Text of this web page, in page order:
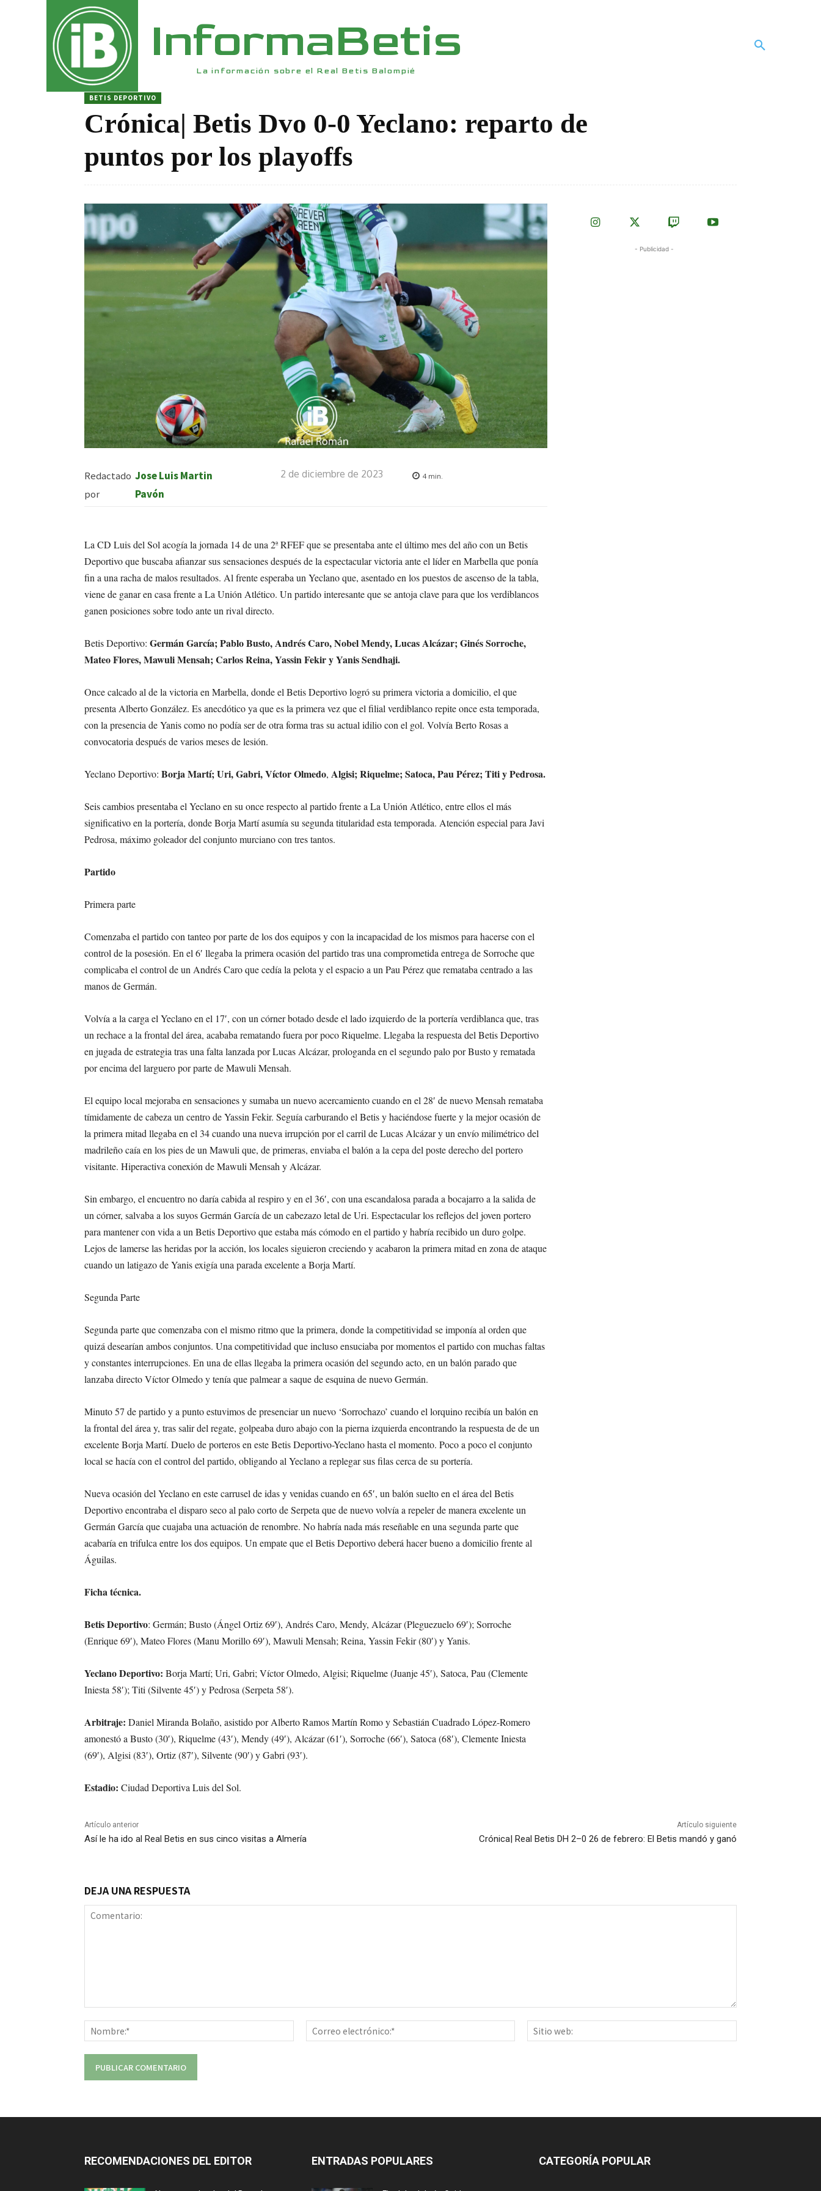
InformaBetis
La información sobre el Real Betis Balompié
BETIS DEPORTIVO
Crónica| Betis Dvo 0-0 Yeclano: reparto de
puntos por los playoffs
Redactado
por
Jose Luis Martin
Pavón
2 de diciembre de 2023 4 min.
La CD Luis del Sol acogía la jornada 14 de una 2ª RFEF que se presentaba ante el último mes del año con un Betis
Deportivo que buscaba afianzar sus sensaciones después de la espectacular victoria ante el líder en Marbella que ponía
fin a una racha de malos resultados. Al frente esperaba un Yeclano que, asentado en los puestos de ascenso de la tabla,
viene de ganar en casa frente a La Unión Atlético. Un partido interesante que se antoja clave para que los verdiblancos
ganen posiciones sobre todo ante un rival directo.
Betis Deportivo: Germán García; Pablo Busto, Andrés Caro, Nobel Mendy, Lucas Alcázar; Ginés Sorroche,
Mateo Flores, Mawuli Mensah; Carlos Reina, Yassin Fekir y Yanis Sendhaji.
Once calcado al de la victoria en Marbella, donde el Betis Deportivo logró su primera victoria a domicilio, el que
presenta Alberto González. Es anecdótico ya que es la primera vez que el filial verdiblanco repite once esta temporada,
con la presencia de Yanis como no podía ser de otra forma tras su actual idilio con el gol. Volvía Berto Rosas a
convocatoria después de varios meses de lesión.
Yeclano Deportivo: Borja Martí; Uri, Gabri, Víctor Olmedo, Algisi; Riquelme; Satoca, Pau Pérez; Titi y Pedrosa.
Seis cambios presentaba el Yeclano en su once respecto al partido frente a La Unión Atlético, entre ellos el más
significativo en la portería, donde Borja Martí asumía su segunda titularidad esta temporada. Atención especial para Javi
Pedrosa, máximo goleador del conjunto murciano con tres tantos.
Partido
Primera parte
Comenzaba el partido con tanteo por parte de los dos equipos y con la incapacidad de los mismos para hacerse con el
control de la posesión. En el 6′ llegaba la primera ocasión del partido tras una comprometida entrega de Sorroche que
complicaba el control de un Andrés Caro que cedía la pelota y el espacio a un Pau Pérez que remataba centrado a las
manos de Germán.
Volvía a la carga el Yeclano en el 17′, con un córner botado desde el lado izquierdo de la portería verdiblanca que, tras
un rechace a la frontal del área, acababa rematando fuera por poco Riquelme. Llegaba la respuesta del Betis Deportivo
en jugada de estrategia tras una falta lanzada por Lucas Alcázar, prologanda en el segundo palo por Busto y rematada
por encima del larguero por parte de Mawuli Mensah.
El equipo local mejoraba en sensaciones y sumaba un nuevo acercamiento cuando en el 28′ de nuevo Mensah remataba
tímidamente de cabeza un centro de Yassin Fekir. Seguía carburando el Betis y haciéndose fuerte y la mejor ocasión de
la primera mitad llegaba en el 34 cuando una nueva irrupción por el carril de Lucas Alcázar y un envío milimétrico del
madrileño caía en los pies de un Mawuli que, de primeras, enviaba el balón a la cepa del poste derecho del portero
visitante. Hiperactiva conexión de Mawuli Mensah y Alcázar.
Sin embargo, el encuentro no daría cabida al respiro y en el 36′, con una escandalosa parada a bocajarro a la salida de
un córner, salvaba a los suyos Germán García de un cabezazo letal de Uri. Espectacular los reflejos del joven portero
para mantener con vida a un Betis Deportivo que estaba más cómodo en el partido y habría recibido un duro golpe.
Lejos de lamerse las heridas por la acción, los locales siguieron creciendo y acabaron la primera mitad en zona de ataque
cuando un latigazo de Yanis exigía una parada excelente a Borja Martí.
Segunda Parte
Segunda parte que comenzaba con el mismo ritmo que la primera, donde la competitividad se imponía al orden que
quizá desearían ambos conjuntos. Una competitividad que incluso ensuciaba por momentos el partido con muchas faltas
y constantes interrupciones. En una de ellas llegaba la primera ocasión del segundo acto, en un balón parado que
lanzaba directo Víctor Olmedo y tenía que palmear a saque de esquina de nuevo Germán.
Minuto 57 de partido y a punto estuvimos de presenciar un nuevo ‘Sorrochazo’ cuando el lorquino recibía un balón en
la frontal del área y, tras salir del regate, golpeaba duro abajo con la pierna izquierda encontrando la respuesta de de un
excelente Borja Martí. Duelo de porteros en este Betis Deportivo-Yeclano hasta el momento. Poco a poco el conjunto
local se hacía con el control del partido, obligando al Yeclano a replegar sus filas cerca de su portería.
Nueva ocasión del Yeclano en este carrusel de idas y venidas cuando en 65′, un balón suelto en el área del Betis
Deportivo encontraba el disparo seco al palo corto de Serpeta que de nuevo volvía a repeler de manera excelente un
Germán García que cuajaba una actuación de renombre. No habría nada más reseñable en una segunda parte que
acabaría en trifulca entre los dos equipos. Un empate que el Betis Deportivo deberá hacer bueno a domicilio frente al
Águilas.
Ficha técnica.
Betis Deportivo: Germán; Busto (Ángel Ortiz 69′), Andrés Caro, Mendy, Alcázar (Pleguezuelo 69′); Sorroche
(Enrique 69′), Mateo Flores (Manu Morillo 69′), Mawuli Mensah; Reina, Yassin Fekir (80′) y Yanis.
Yeclano Deportivo: Borja Martí; Uri, Gabri; Víctor Olmedo, Algisi; Riquelme (Juanje 45′), Satoca, Pau (Clemente
Iniesta 58′); Titi (Silvente 45′) y Pedrosa (Serpeta 58′).
Arbitraje: Daniel Miranda Bolaño, asistido por Alberto Ramos Martín Romo y Sebastián Cuadrado López-Romero
amonestó a Busto (30′), Riquelme (43′), Mendy (49′), Alcázar (61′), Sorroche (66′), Satoca (68′), Clemente Iniesta
(69′), Algisi (83′), Ortiz (87′), Silvente (90′) y Gabri (93′).
Estadio: Ciudad Deportiva Luis del Sol.
- Publicidad -
Artículo anterior
Así le ha ido al Real Betis en sus cinco visitas a Almería
Artículo siguiente
Crónica| Real Betis DH 2–0 26 de febrero: El Betis mandó y ganó
DEJA UNA RESPUESTA
Nombre:*
Correo
electrónico:*
web:
RECOMENDACIONES DEL EDITOR ENTRADAS POPULARES CATEGORÍA POPULAR